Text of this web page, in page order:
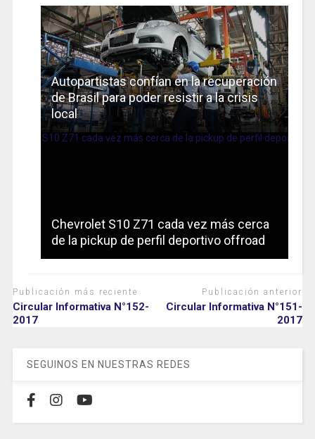
Autopartistas confían en la recuperación
de Brasil para poder resistir a la crisis
local
Chevrolet S10 Z71 cada vez más cerca
de la pickup de perfil deportivo offroad
Publicación más reciente
Circular Informativa N°152-
2017
Publicación anterior
Circular Informativa N°151-
2017
SEGUINOS EN NUESTRAS REDES